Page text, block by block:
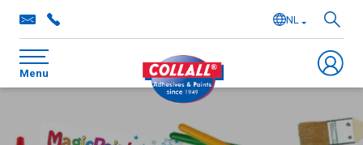
NL
Menu